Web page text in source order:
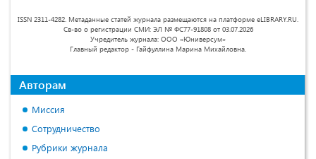
ISSN 2311-4282. Метаданные статей журнала размещаются на платформе eLIBRARY.RU.
Св-во о регистрации СМИ: ЭЛ № ФС77-91808 от 03.07.2026
Учредитель журнала: ООО «Юниверсум»
Главный редактор - Гайфуллина Марина Михайловна.
Авторам
Миссия
Сотрудничество
Рубрики журнала